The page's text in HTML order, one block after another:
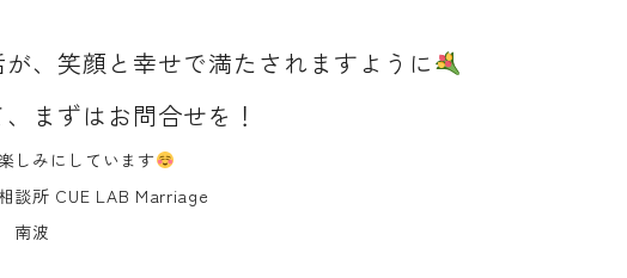
、笑顔と幸せで満たされますように
まずはお問合せを！
しみにしています
談所 CUE LAB Marriage
南波